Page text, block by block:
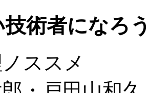
術者になろ
ススメ